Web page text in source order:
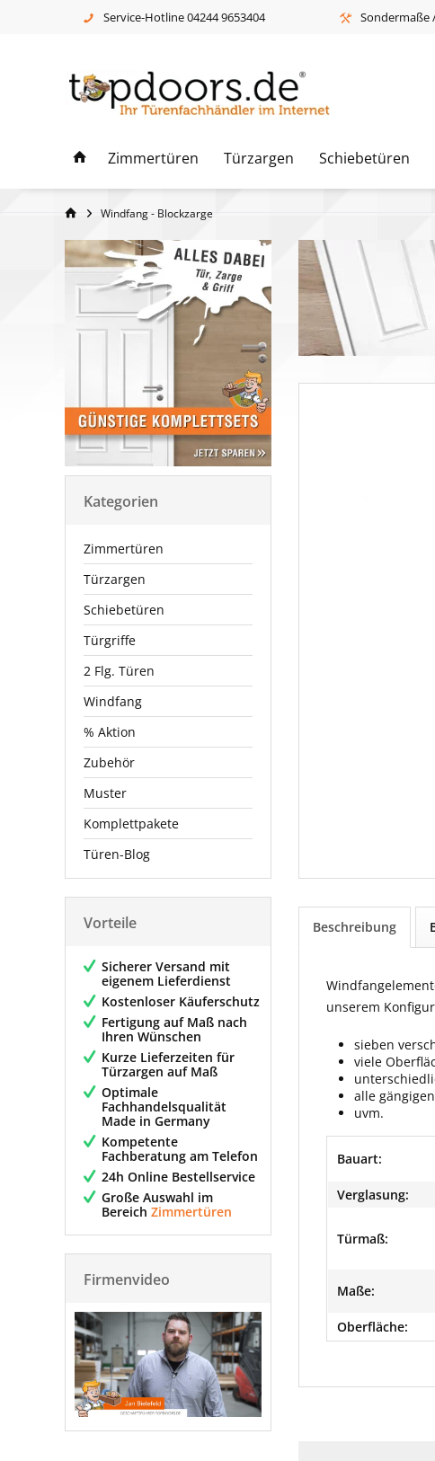
Service-Hotline 04244 9653404 Sondermaße
Zimmertüren Türzargen Schiebetüren
Windfang - Blockzarge
Kategorien
Zimmertüren
Türzargen
Schiebetüren
Türgriffe
2 Flg. Türen
Windfang
% Aktion
Zubehör
Muster
Komplettpakete
Türen-Blog
Vorteile
Sicherer Versand mit
eigenem Lieferdienst
Kostenloser Käuferschutz
Fertigung auf Maß nach
Ihren Wünschen
Kurze Lieferzeiten für
Türzargen auf Maß
Optimale
Fachhandelsqualität
Made in Germany
Kompetente
Fachberatung am Telefon
24h Online Bestellservice
Große Auswahl im
Bereich Zimmertüren
Firmenvideo
Beschreibung
unserem
sieben
viele
alle
uvm.
Bauart:
Verglasung:
Türmaß:
Maße:
Oberfläche: